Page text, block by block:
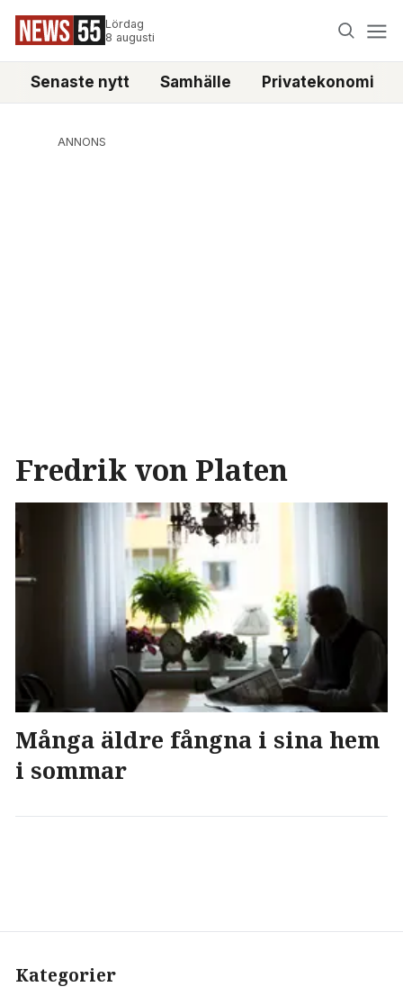
Lördag
8 augusti
Senaste nytt Samhälle Privatekonomi
ANNONS
Fredrik von Platen
Många äldre fångna i sina hem
i sommar
Kategorier